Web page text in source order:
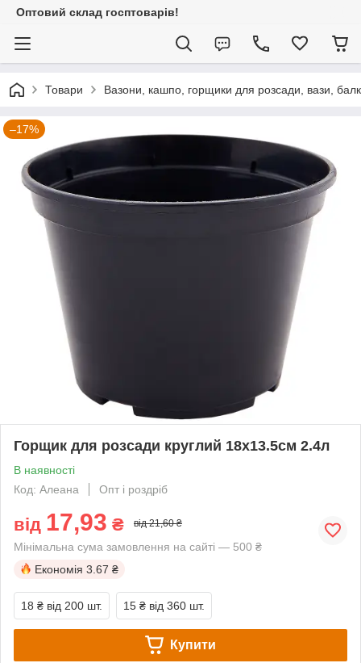
Оптовий склад госптоварів!
Товари Вазони, кашпо, горщики для розсади, вази,
–17%
Горщик для розсади круглий 18х13.5см 2.4л
В наявності
Код: Алеана
Опт і роздріб
від 17,93 ₴ від 21,60 ₴
Мінімальна сума замовлення на сайті — 500 ₴
Економія 3.67 ₴
18 ₴ від 200 шт. 15 ₴ від 360 шт.
Купити